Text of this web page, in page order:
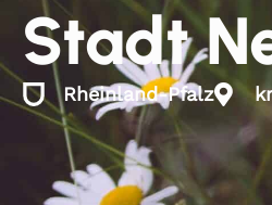
Stadt
Rheinland-Pfalz